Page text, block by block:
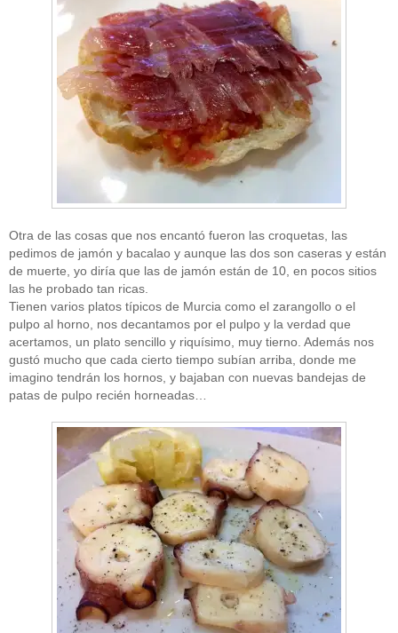
Otra de las cosas que nos encantó fueron las croquetas, las
pedimos de jamón y bacalao y aunque las dos son caseras y están
de muerte, yo diría que las de jamón están de 10, en pocos sitios
las he probado tan ricas.
Tienen varios platos típicos de Murcia como el zarangollo o el
pulpo al horno, nos decantamos por el pulpo y la verdad que
acertamos, un plato sencillo y riquísimo, muy tierno. Además nos
gustó mucho que cada cierto tiempo subían arriba, donde me
imagino tendrán los hornos, y bajaban con nuevas bandejas de
patas de pulpo recién horneadas…